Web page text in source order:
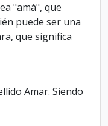
"amá", que
puede ser una
que significa
Amar. Siendo